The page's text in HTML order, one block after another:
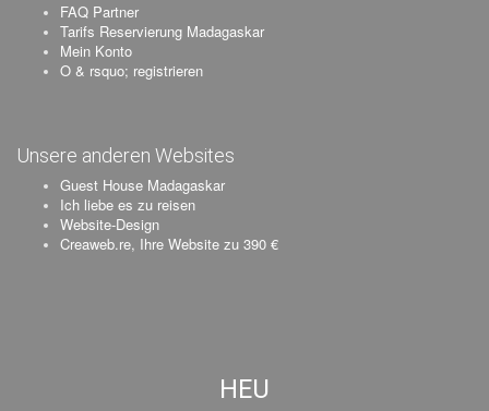
FAQ Partner
Tarifs Reservierung Madagaskar
Mein Konto
O & rsquo; registrieren
Unsere anderen Websites
Guest House Madagaskar
Ich liebe es zu reisen
Website-Design
Creaweb.re, Ihre Website zu 390 €
HEU